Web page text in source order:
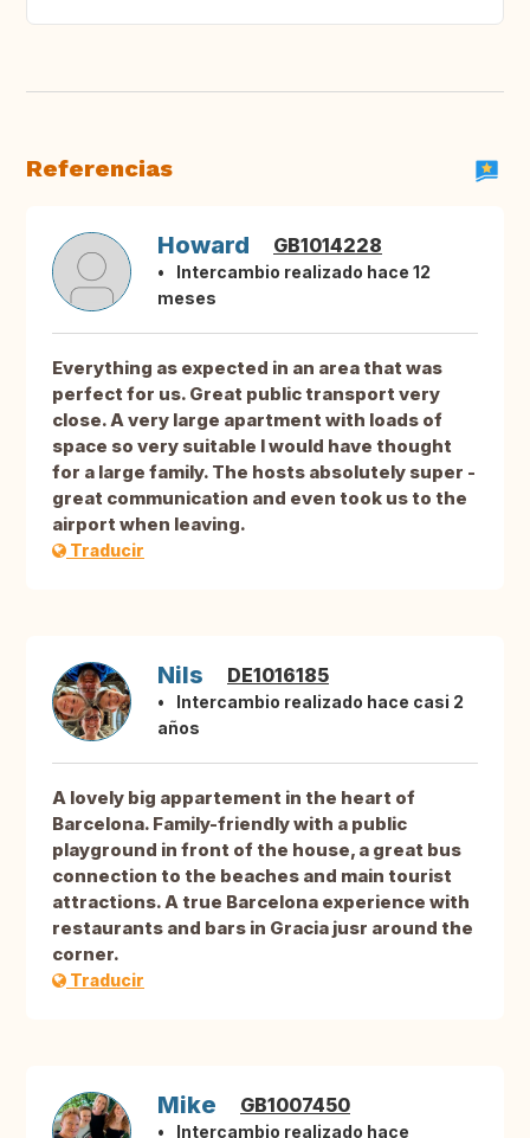
Referencias
Howard GB1014228
Intercambio realizado hace 12
meses
Everything as expected in an area that was
perfect for us. Great public transport very
close. A very large apartment with loads of
space so very suitable I would have thought
for a large family. The hosts absolutely super -
great communication and even took us to the
airport when leaving.
Traducir
Nils DE1016185
Intercambio realizado hace casi 2
años
A lovely big appartement in the heart of
Barcelona. Family-friendly with a public
playground in front of the house, a great bus
connection to the beaches and main tourist
attractions. A true Barcelona experience with
restaurants and bars in Gracia jusr around the
corner.
Traducir
Mike GB1007450
Intercambio realizado hace